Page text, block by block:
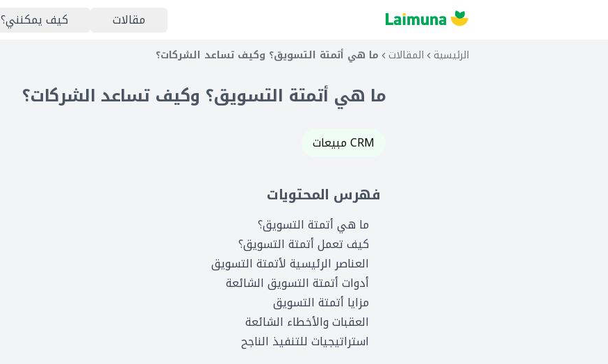
مقالات كيف يمكنني؟
الرئيسية المقالات ما هي أتمتة التسويق؟ وكيف تساعد الشركات؟
ما هي أتمتة التسويق؟ وكيف تساعد الشركات؟
CRM مبيعات
فهرس المحتويات
ما هي أتمتة التسويق؟
كيف تعمل أتمتة التسويق؟
العناصر الرئيسية لأتمتة التسويق
أدوات أتمتة التسويق الشائعة
مزايا أتمتة التسويق
العقبات والأخطاء الشائعة
استراتيجيات للتنفيذ الناجح